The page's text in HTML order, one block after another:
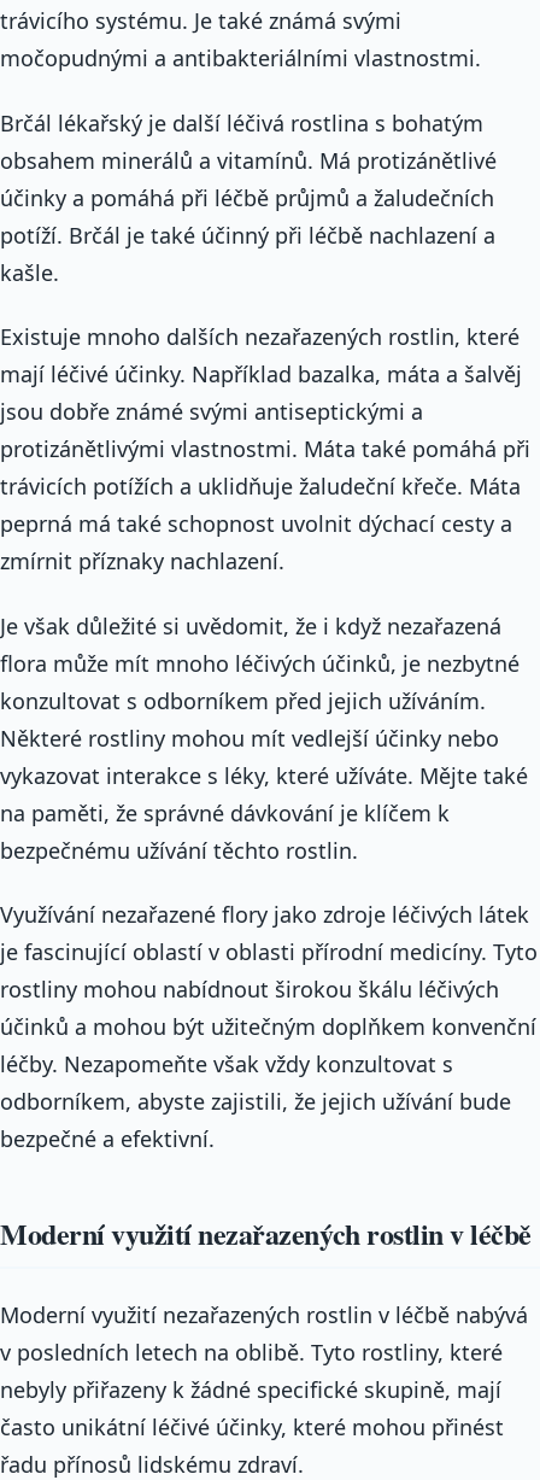
trávicího systému. Je také známá svými
močopudnými a antibakteriálními vlastnostmi.
Brčál lékařský je další léčivá rostlina s bohatým
obsahem minerálů a vitamínů. Má protizánětlivé
účinky a pomáhá při léčbě průjmů a žaludečních
potíží. Brčál je také účinný při léčbě nachlazení a
kašle.
Existuje mnoho dalších nezařazených rostlin, které
mají léčivé účinky. Například bazalka, máta a šalvěj
jsou dobře známé svými antiseptickými a
protizánětlivými vlastnostmi. Máta také pomáhá při
trávicích potížích a uklidňuje žaludeční křeče. Máta
peprná má také schopnost uvolnit dýchací cesty a
zmírnit příznaky nachlazení.
Je však důležité si uvědomit, že i když nezařazená
flora může mít mnoho léčivých účinků, je nezbytné
konzultovat s odborníkem před jejich užíváním.
Některé rostliny mohou mít vedlejší účinky nebo
vykazovat interakce s léky, které užíváte. Mějte také
na paměti, že správné dávkování je klíčem k
bezpečnému užívání těchto rostlin.
Využívání nezařazené flory jako zdroje léčivých látek
je fascinující oblastí v oblasti přírodní medicíny. Tyto
rostliny mohou nabídnout širokou škálu léčivých
účinků a mohou být užitečným doplňkem konvenční
léčby. Nezapomeňte však vždy konzultovat s
odborníkem, abyste zajistili, že jejich užívání bude
bezpečné a efektivní.
Moderní využití nezařazených rostlin v léčbě
Moderní využití nezařazených rostlin v léčbě nabývá
v posledních letech na oblibě. Tyto rostliny, které
nebyly přiřazeny k žádné specifické skupině, mají
často unikátní léčivé účinky, které mohou přinést
řadu přínosů lidskému zdraví.